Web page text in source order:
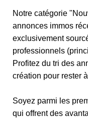
Notre catégorie
annonces immos
exclusivement
professionnels
Profitez du tri des
création pour rester
Soyez parmi les
qui offrent des